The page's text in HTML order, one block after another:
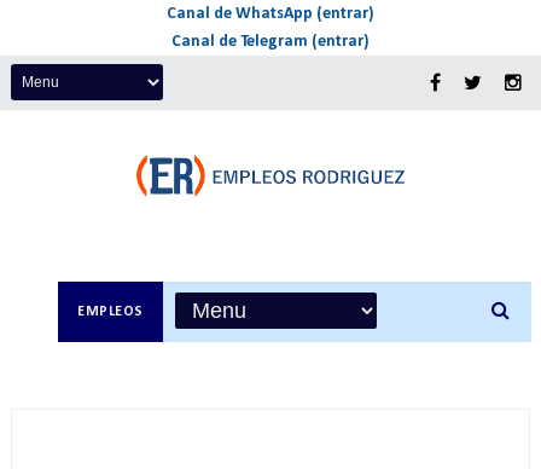
Canal de WhatsApp (entrar)
Canal de Telegram (entrar)
EMPLEOS